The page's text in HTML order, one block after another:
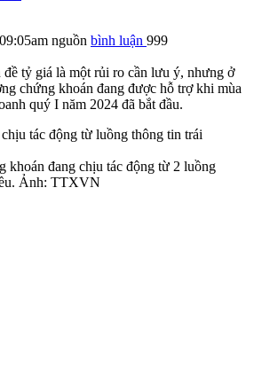
nguồn bình luận 999
tỷ giá là một rủi ro cần lưu ý, nhưng ở
chứng khoán đang được hỗ trợ khi mùa
quý I năm 2024 đã bắt đầu.
khoán đang chịu tác động từ 2 luồng
Ảnh: TTXVN